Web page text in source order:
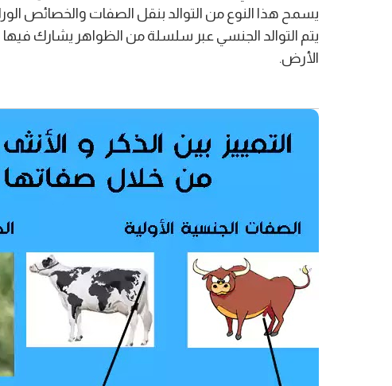
يسمح هذا النوع من التوالد بنقل الصفات والخصائص
يتم التوالد الجنسي عبر سلسلة من الظواهر يشارك فيها
الأرض.